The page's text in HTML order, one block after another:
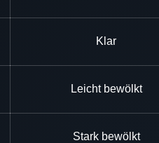
Klar
Leicht bewölkt
Stark bewölkt